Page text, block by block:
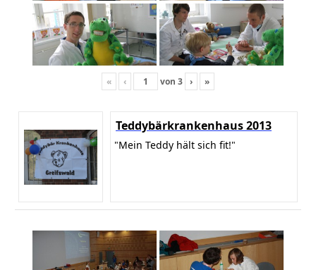
« ‹ von 3 › »
Teddybärkrankenhaus 2013
"Mein Teddy hält sich fit!"